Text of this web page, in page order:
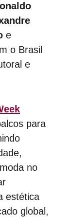
e
o Brasil
e
para
no
estética
global,